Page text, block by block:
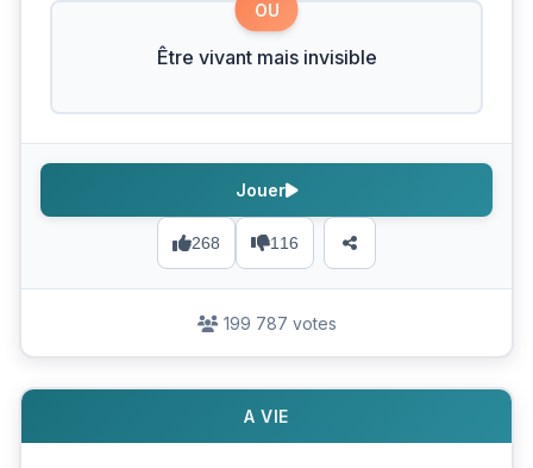
OU
Être vivant mais invisible
268 116
Jouer
199 787 votes
A VIE